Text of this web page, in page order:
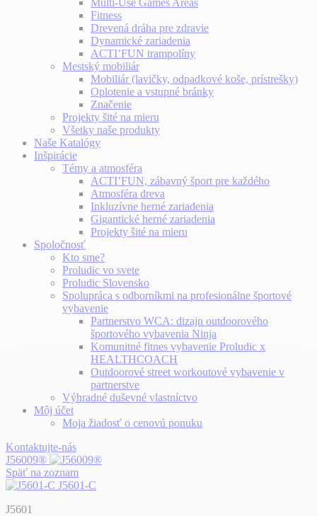
Multi-Use Games Areas
Fitness
Drevená dráha pre zdravie
Dynamické zariadenia
ACTI’FUN trampolíny
Mestský mobiliár
Mobiliár (lavičky, odpadkové koše, prístrešky)
Oplotenie a vstupné bránky
Značenie
Projekty šité na mieru
Všetky naše produkty
Naše Katalógy
Inšpirácie
Témy a atmosféra
ACTI’FUN, zábavný šport pre každého
Atmosféra dreva
Inkluzívne herné zariadenia
Gigantické herné zariadenia
Projekty šité na mieru
Spoločnosť
Kto sme?
Proludic vo svete
Proludic Slovensko
Spolupráca s odborníkmi na profesionálne športové
vybavenie
Partnerstvo WCA: dizajn outdoorového
športového vybavenia Ninja
Komunitné fitnes vybavenie Proludic x
HEALTHCOACH
Outdoorové street workoutové vybavenie v
partnerstve
Výhradné duševné vlastníctvo
Môj účet
Moja žiadosť o cenovú ponuku
Kontaktujte-nás
J56009®
Späť na zoznam
J5601-C
J5601